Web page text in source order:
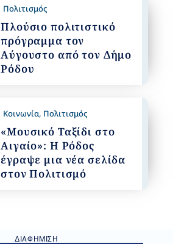
Πολιτισμός
Πλούσιο πολιτιστικό
πρόγραμμα τον
Αύγουστο από τον Δήμο
Ρόδου
Κοινωνία, Πολιτισμός
«Μουσικό Ταξίδι στο
Αιγαίο»: Η Ρόδος
έγραψε μια νέα σελίδα
στον Πολιτισμό
ΔΙΑΦΉΜΙΣΗ